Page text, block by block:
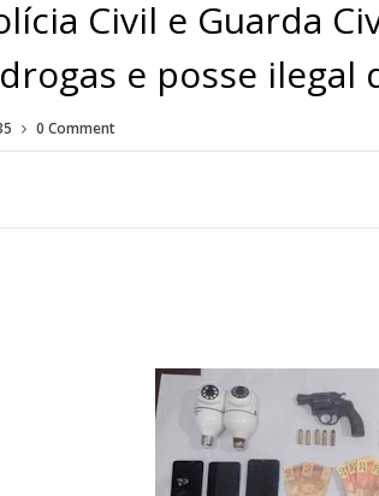
Civil e Guarda
e posse ilegal
0 Comment